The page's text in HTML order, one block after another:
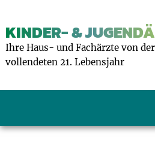
KINDER- &
Ihre Haus- und Fachärzte von
vollendeten 21. Lebensjahr